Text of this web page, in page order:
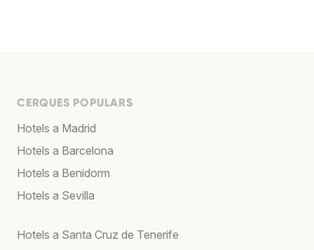
CERQUES POPULARS
Hotels a Madrid
Hotels a Barcelona
Hotels a Benidorm
Hotels a Sevilla
Hotels a Santa Cruz de Tenerife